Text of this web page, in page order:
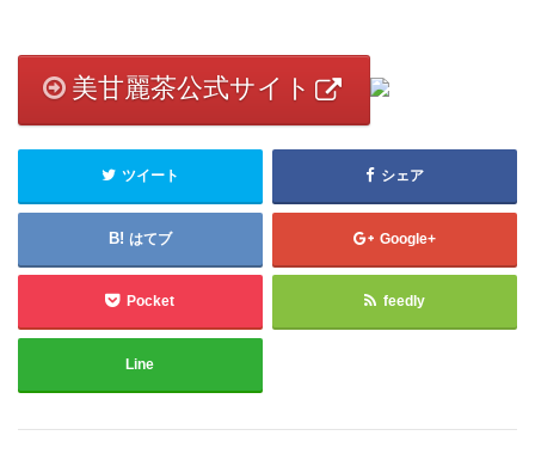
美甘麗茶公式サイト
ツイート シェア
はてブ Google+
Pocket feedly
Line